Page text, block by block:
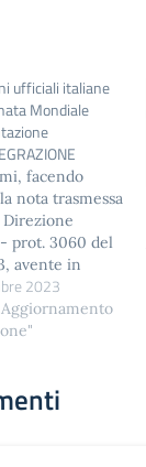
ufficiali italiane
Mondiale
facendo
nota trasmessa
Direzione
prot. 3060 del
avente in
per la
lettera della
2023